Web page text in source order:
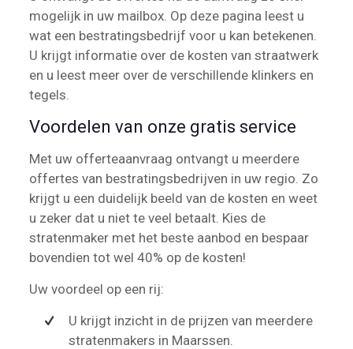
mogelijk in uw mailbox. Op deze pagina leest u
wat een bestratingsbedrijf voor u kan betekenen.
U krijgt informatie over de kosten van straatwerk
en u leest meer over de verschillende klinkers en
tegels.
Voordelen van onze gratis service
Met uw offerteaanvraag ontvangt u meerdere
offertes van bestratingsbedrijven in uw regio. Zo
krijgt u een duidelijk beeld van de kosten en weet
u zeker dat u niet te veel betaalt. Kies de
stratenmaker met het beste aanbod en bespaar
bovendien tot wel 40% op de kosten!
Uw voordeel op een rij:
U krijgt inzicht in de prijzen van meerdere
stratenmakers in Maarssen.